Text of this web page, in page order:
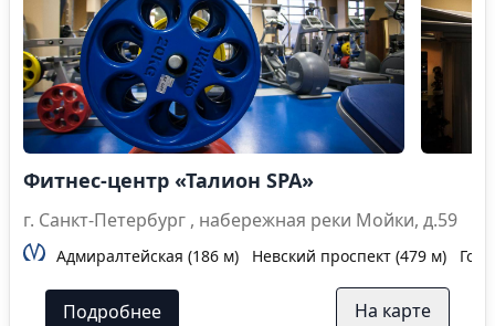
Фитнес-центр «Талион SPA»
г. Санкт-Петербург , набережная реки Мойки, д.59
Адмиралтейская (186 м) Невский проспект (479 м)
Подробнее На карте